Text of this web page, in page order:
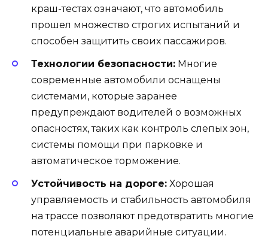
краш-тестах означают, что автомобиль
прошел множество строгих испытаний и
способен защитить своих пассажиров.
Технологии безопасности: Многие
современные автомобили оснащены
системами, которые заранее
предупреждают водителей о возможных
опасностях, таких как контроль слепых зон,
системы помощи при парковке и
автоматическое торможение.
Устойчивость на дороге: Хорошая
управляемость и стабильность автомобиля
на трассе позволяют предотвратить многие
потенциальные аварийные ситуации.